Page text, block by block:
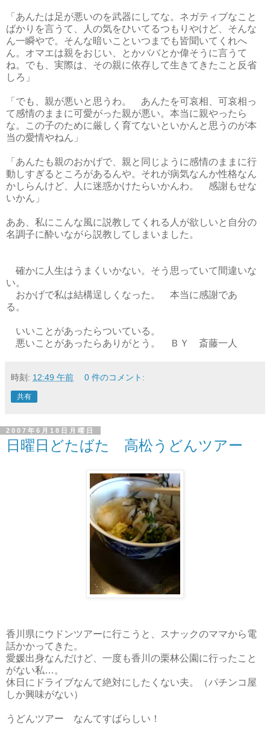
「あんたは足が悪いのを武器にしてな。ネガティブなこと
ばかりを言うて、人の気をひいてるつもりやけど、そんな
ん一瞬やで。そんな暗いこといつまでも皆聞いてくれへ
ん。オマエは親をおじい、とかババとか偉そうに言うて
ね。でも、実際は、その親に依存して生きてきたこと反省
しろ」
「でも、親が悪いと思うわ。 あんたを可哀相、可哀相っ
て感情のままに可愛がった親が悪い。本当に親やったら
な。この子のために厳しく育てないといかんと思うのが本
当の愛情やねん」
「あんたも親のおかげで、親と同じように感情のままに行
動しすぎるところがあるんや。それが病気なんか性格なん
かしらんけど、人に迷惑かけたらいかんわ。 感謝もせな
いかん」
ああ、私にこんな風に説教してくれる人が欲しいと自分の
名調子に酔いながら説教してしまいました。
確かに人生はうまくいかない。そう思っていて間違いな
い。
おかげで私は結構逞しくなった。 本当に感謝であ
る。
いいことがあったらついている。
悪いことがあったらありがとう。 ＢＹ 斎藤一人
時刻: 12:49 午前 0 件のコメント:
共有
2007年6月18日月曜日
日曜日どたばた 高松うどんツアー
香川県にウドンツアーに行こうと、スナックのママから電
話かかってきた。
愛媛出身なんだけど、一度も香川の栗林公園に行ったこと
がない私…。
休日にドライブなんて絶対にしたくない夫。（パチンコ屋
しか興味がない）
うどんツアー なんてすばらしい！